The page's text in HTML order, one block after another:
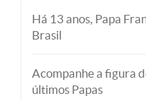
Há 13 anos, Papa
Brasil
Acompanhe a figura
últimos Papas